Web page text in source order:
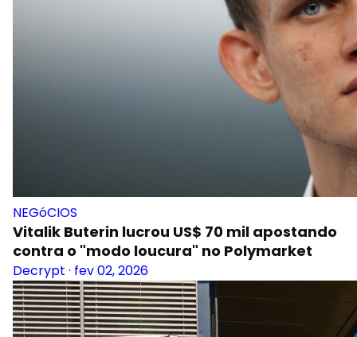
NEGóCIOS
Vitalik Buterin lucrou US$ 70 mil apostando
contra o "modo loucura" no Polymarket
Decrypt · fev 02, 2026